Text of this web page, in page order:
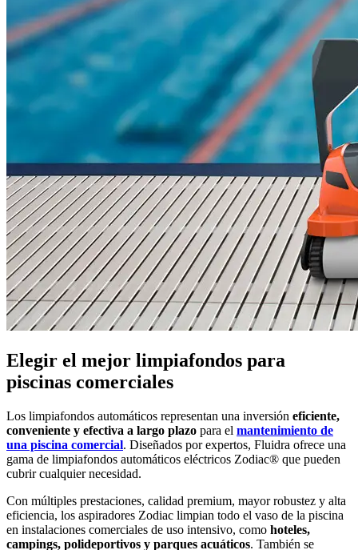
Elegir el mejor limpiafondos para
piscinas comerciales
Los limpiafondos automáticos representan una inversión eficiente,
conveniente y efectiva a largo plazo para el mantenimiento de
una piscina comercial. Diseñados por expertos, Fluidra ofrece una
gama de limpiafondos automáticos eléctricos Zodiac® que pueden
cubrir cualquier necesidad.
Con múltiples prestaciones, calidad premium, mayor robustez y alta
eficiencia, los aspiradores Zodiac limpian todo el vaso de la piscina
en instalaciones comerciales de uso intensivo, como hoteles,
campings, polideportivos y parques acuáticos. También se